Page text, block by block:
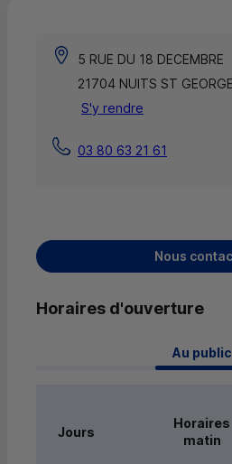
5 RUE DU 18 DECEMBRE
21704 NUITS ST
S'y rendre
03 80 63 21 61
Nous
Horaires d'ouverture
Au public
Jours
Horaires
matin